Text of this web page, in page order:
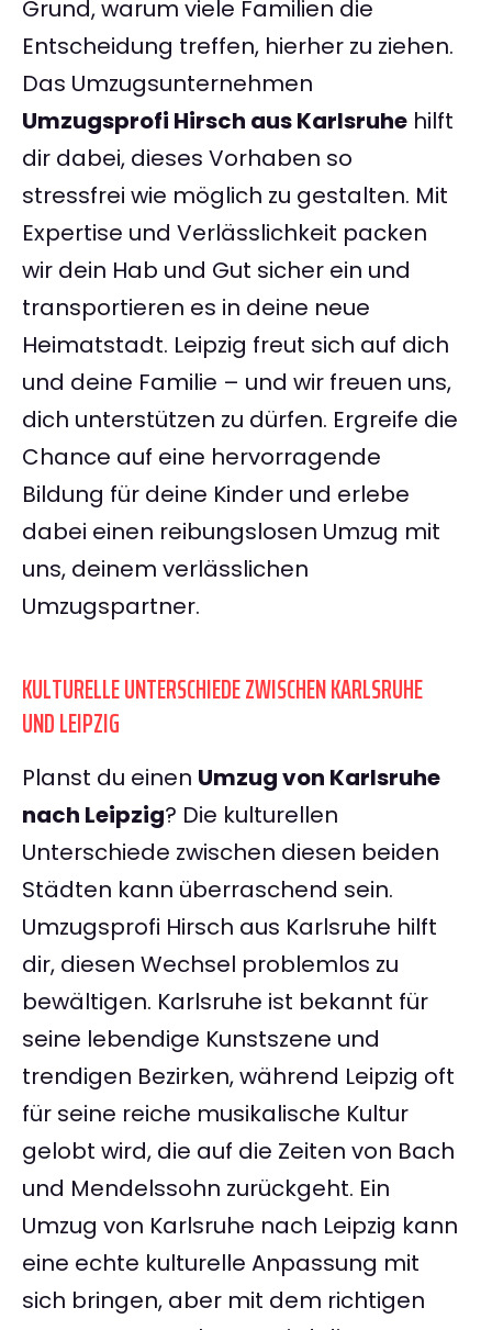
Grund, warum viele Familien die
Entscheidung treffen, hierher zu ziehen.
Das Umzugsunternehmen
Umzugsprofi Hirsch aus Karlsruhe hilft
dir dabei, dieses Vorhaben so
stressfrei wie möglich zu gestalten. Mit
Expertise und Verlässlichkeit packen
wir dein Hab und Gut sicher ein und
transportieren es in deine neue
Heimatstadt. Leipzig freut sich auf dich
und deine Familie – und wir freuen uns,
dich unterstützen zu dürfen. Ergreife die
Chance auf eine hervorragende
Bildung für deine Kinder und erlebe
dabei einen reibungslosen Umzug mit
uns, deinem verlässlichen
Umzugspartner.
KULTURELLE UNTERSCHIEDE ZWISCHEN KARLSRUHE
UND LEIPZIG
Planst du einen Umzug von Karlsruhe
nach Leipzig? Die kulturellen
Unterschiede zwischen diesen beiden
Städten kann überraschend sein.
Umzugsprofi Hirsch aus Karlsruhe hilft
dir, diesen Wechsel problemlos zu
bewältigen. Karlsruhe ist bekannt für
seine lebendige Kunstszene und
trendigen Bezirken, während Leipzig oft
für seine reiche musikalische Kultur
gelobt wird, die auf die Zeiten von Bach
und Mendelssohn zurückgeht. Ein
Umzug von Karlsruhe nach Leipzig kann
eine echte kulturelle Anpassung mit
sich bringen, aber mit dem richtigen